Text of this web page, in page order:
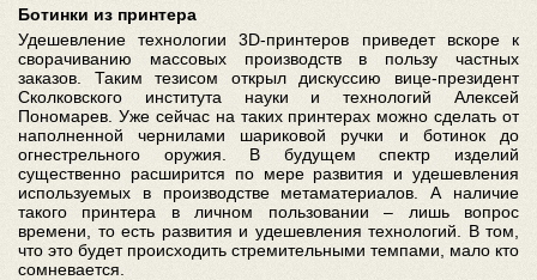
Ботинки из принтера
Удешевление технологии 3D-принтеров приведет вскоре к
сворачиванию массовых производств в пользу частных
заказов. Таким тезисом открыл дискуссию вице-президент
Сколковского института науки и технологий Алексей
Пономарев. Уже сейчас на таких принтерах можно сделать от
наполненной чернилами шариковой ручки и ботинок до
огнестрельного оружия. В будущем спектр изделий
существенно расширится по мере развития и удешевления
используемых в производстве метаматериалов. А наличие
такого принтера в личном пользовании – лишь вопрос
времени, то есть развития и удешевления технологий. В том,
что это будет происходить стремительными темпами, мало кто
сомневается.